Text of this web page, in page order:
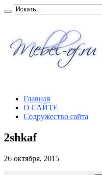
Главная
О САЙТЕ
Содружество сайта
2shkaf
26 октября, 2015